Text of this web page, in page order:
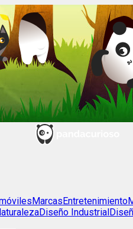
MarcasEntretenimiento
Diseño Industrial